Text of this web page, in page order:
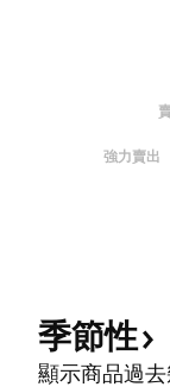
強力賣出
季節性
顯示商品過